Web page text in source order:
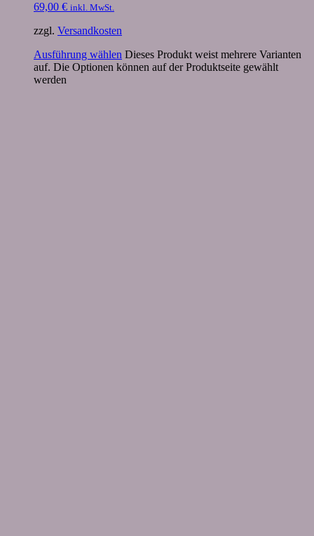
69,00 € inkl. MwSt.
zzgl. Versandkosten
Ausführung wählen Dieses Produkt weist mehrere Varianten
auf. Die Optionen können auf der Produktseite gewählt
werden